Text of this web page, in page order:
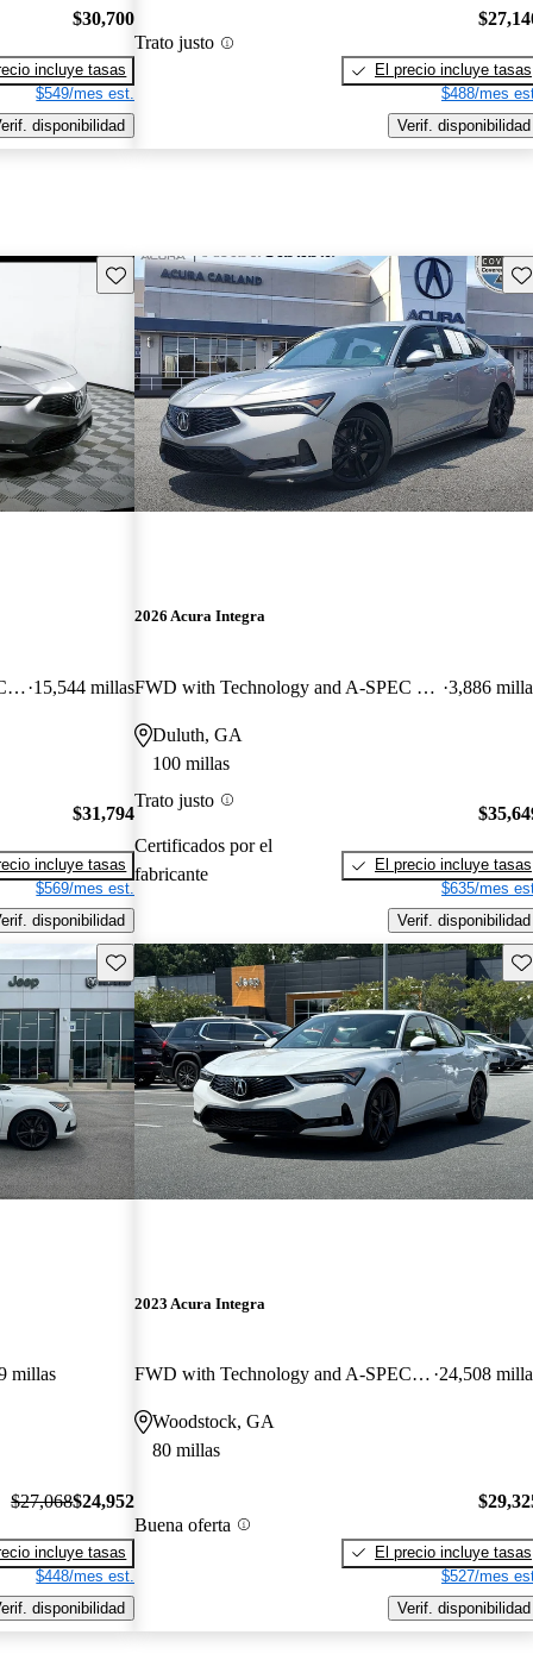
$30,700
incluye tasas
$549/mes est.
disponibilidad
Trato justo
El precio incluye tasas
$488/mes
Verif. disponibilidad
Guarda este Aviso
FWD with Technology and A-SPEC Package 15,544 millas
$31,794
incluye tasas
$569/mes est.
disponibilidad
2026 Acura Integra
FWD with Technology and A-SPEC Package 3,886
Duluth, GA
100 millas
Trato justo
Certificados por el
fabricante
El precio incluye tasas
$635/mes
Verif. disponibilidad
Guarda este Aviso
millas
$27,068$24,952
incluye tasas
$448/mes est.
disponibilidad
2023 Acura Integra
FWD with Technology and A-SPEC Package 24,508
Woodstock, GA
80 millas
Buena oferta
El precio incluye tasas
$527/mes
Verif. disponibilidad